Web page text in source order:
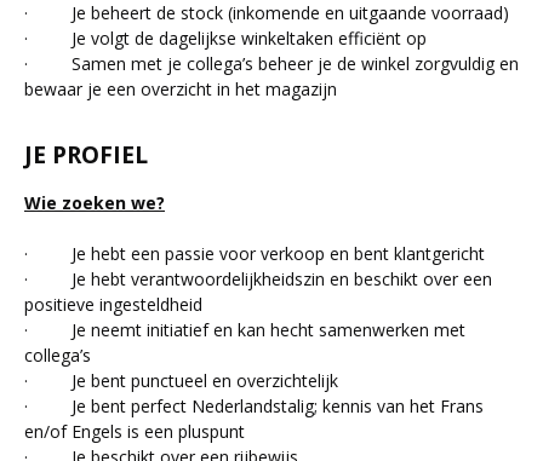
· Je beheert de stock (inkomende en uitgaande voorraad)
· Je volgt de dagelijkse winkeltaken efficiënt op
· Samen met je collega’s beheer je de winkel zorgvuldig en
bewaar je een overzicht in het magazijn
JE PROFIEL
Wie zoeken we?
· Je hebt een passie voor verkoop en bent klantgericht
· Je hebt verantwoordelijkheidszin en beschikt over een
positieve ingesteldheid
· Je neemt initiatief en kan hecht samenwerken met
collega’s
· Je bent punctueel en overzichtelijk
· Je bent perfect Nederlandstalig; kennis van het Frans
en/of Engels is een pluspunt